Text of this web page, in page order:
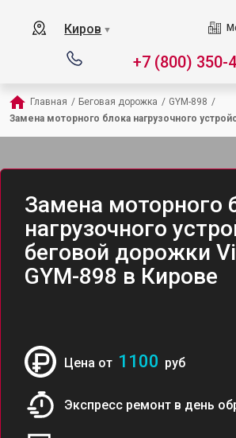
Киров ▼
+7 (800) 350-
Главная / Беговая дорожка / GYM-898 /
Замена моторного блока нагрузочного
Замена моторного
нагрузочного
беговой дорожки
GYM-898 в Кирове
Цена от 1100 руб
Экспресс ремонт в день